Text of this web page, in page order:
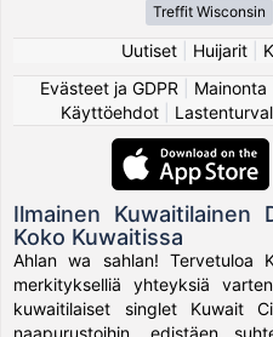
Treffit Wisconsin
Uutiset Huijarit
Evästeet ja GDPR
Mainonta
Käyttöehdot
Ilmainen Kuwaitilainen
Koko Kuwaitissa
Ahlan wa sahlan! Tervetuloa
merkitykselliä yhteyksiä
kuwaitilaiset singlet Kuwait
naapurustoihin, edistäen